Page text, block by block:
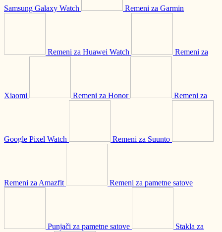
Samsung Galaxy Watch Remeni za Garmin
Remeni za Huawei Watch Remeni za
Xiaomi Remeni za Honor Remeni za
Google Pixel Watch Remeni za Suunto
Remeni za Amazfit Remeni za pametne satove
Punjači za pametne satove Stakla za